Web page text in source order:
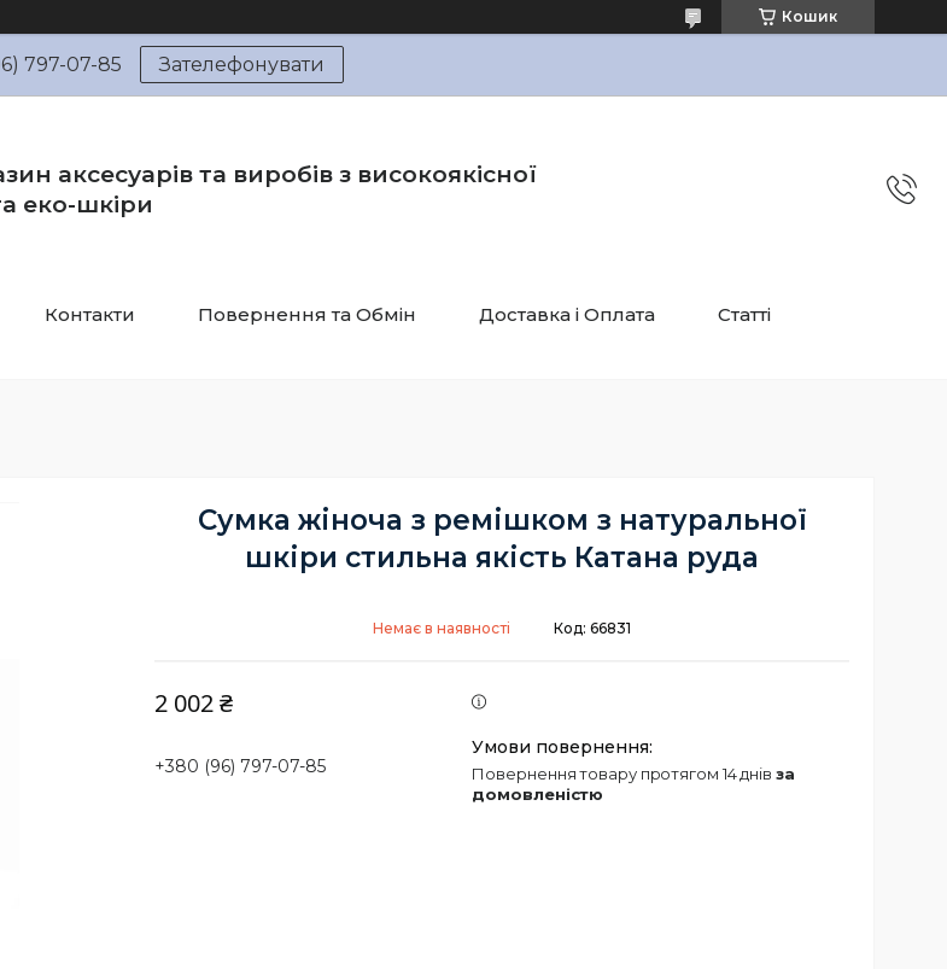
Кошик
797-07-85 Зателефонувати
аксесуарів та виробів з високоякісної
еко-шкіри
Контакти Повернення та Обмін Доставка і Оплата Статті
Сумка жіноча з ремішком з натуральної
шкіри стильна якість Катана руда
Немає в наявності Код: 66831
2 002 ₴
+380 (96) 797-07-85 повернення товару протягом 14 днів за
домовленістю